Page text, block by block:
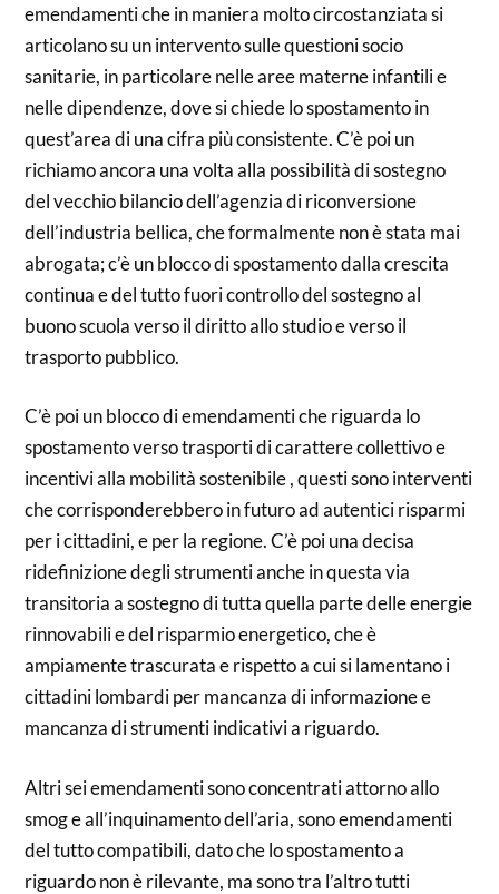
emendamenti che in maniera molto circostanziata si
articolano su un intervento sulle questioni socio
sanitarie, in particolare nelle aree materne infantili e
nelle dipendenze, dove si chiede lo spostamento in
quest’area di una cifra più consistente. C’è poi un
richiamo ancora una volta alla possibilità di sostegno
del vecchio bilancio dell’agenzia di riconversione
dell’industria bellica, che formalmente non è stata mai
abrogata; c’è un blocco di spostamento dalla crescita
continua e del tutto fuori controllo del sostegno al
buono scuola verso il diritto allo studio e verso il
trasporto pubblico.
C’è poi un blocco di emendamenti che riguarda lo
spostamento verso trasporti di carattere collettivo e
incentivi alla mobilità sostenibile , questi sono interventi
che corrisponderebbero in futuro ad autentici risparmi
per i cittadini, e per la regione. C’è poi una decisa
ridefinizione degli strumenti anche in questa via
transitoria a sostegno di tutta quella parte delle energie
rinnovabili e del risparmio energetico, che è
ampiamente trascurata e rispetto a cui si lamentano i
cittadini lombardi per mancanza di informazione e
mancanza di strumenti indicativi a riguardo.
Altri sei emendamenti sono concentrati attorno allo
smog e all’inquinamento dell’aria, sono emendamenti
del tutto compatibili, dato che lo spostamento a
riguardo non è rilevante, ma sono tra l’altro tutti